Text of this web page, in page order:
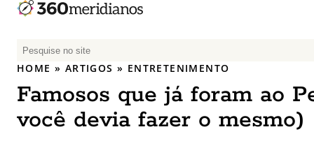
P
e
q
u
HOME » ARTIGOS » ENTRETENIMENTO
Famosos que já foram ao
você devia fazer o mesmo)